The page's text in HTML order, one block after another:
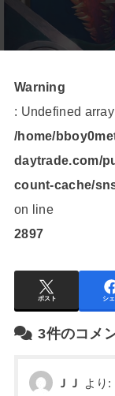
Warning
: Undefined
/home/
daytrade.com/
count-cache/
on line
2897
ポスト シ
3件のコメ
ＪＪ より: